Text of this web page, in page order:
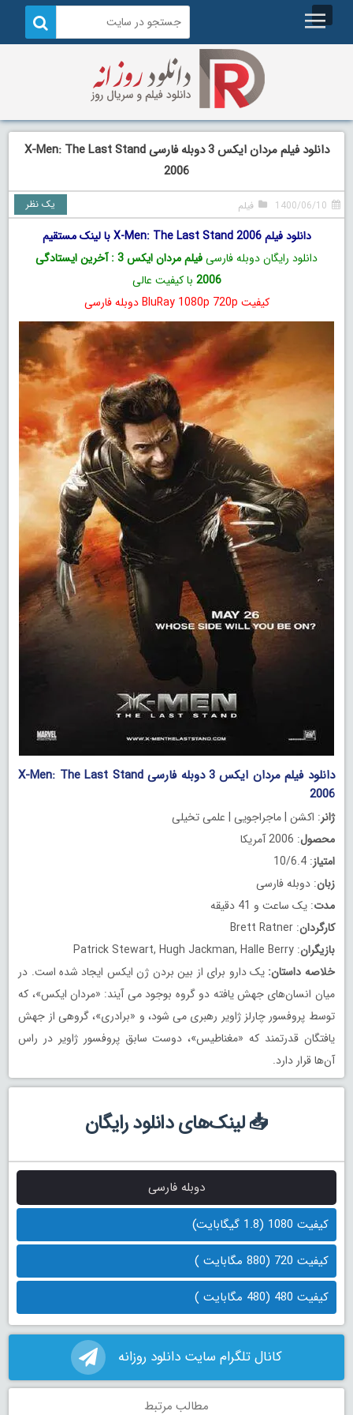
دانلود فیلم مردان ایکس 3 دوبله فارسی X-Men: The Last Stand
2006
1400/06/10 فیلم یک نظر
دانلود فیلم X-Men: The Last Stand 2006 با لینک مستقیم
دانلود رایگان دوبله فارسی
فیلم مردان ایکس 3 : آخرین ایستادگی
2006 با کیفیت عالی
کیفیت BluRay 1080p 720p دوبله فارسی
دانلود فیلم مردان ایکس 3 دوبله فارسی X-Men: The Last Stand
2006
ژانر: اکشن | ماجراجویی | علمی تخیلی
محصول: 2006 آمریکا
امتیاز: 10/6.4
زبان: دوبله فارسی
مدت: یک ساعت و 41 دقیقه
کارگردان: Brett Ratner
بازیگران: Patrick Stewart, Hugh Jackman, Halle Berry
خلاصه داستان: یک دارو برای از بین بردن ژن ایکس ایجاد شده است. در
میان انسان‌های جهش یافته دو گروه بوجود می آیند: «مردان ایکس»، که
توسط پروفسور چارلز ژاویر رهبری می شود، و «برادری»، گروهی از جهش
یافتگان قدرتمند که «مغناطیس»، دوست سابق پروفسور ژاویر در راس
آن‌ها قرار دارد.
📥 لینک‌های دانلود رایگان
دوبله فارسی
کیفیت 1080 (1.8 گیگابایت)
کیفیت 720 (880 مگابایت )
کیفیت 480 (480 مگابایت )
کانال تلگرام سایت دانلود روزانه
مطالب مرتبط